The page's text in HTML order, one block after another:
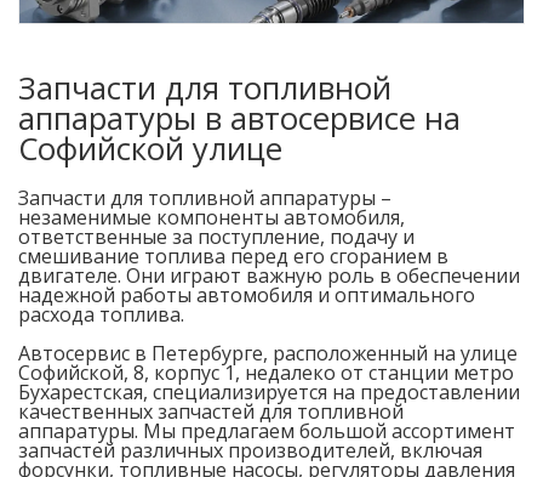
Запчасти для топливной
аппаратуры в автосервисе на
Софийской улице
Запчасти для топливной аппаратуры –
незаменимые компоненты автомобиля,
ответственные за поступление, подачу и
смешивание топлива перед его сгоранием в
двигателе. Они играют важную роль в обеспечении
надежной работы автомобиля и оптимального
расхода топлива.
Автосервис в Петербурге, расположенный на улице
Софийской, 8, корпус 1, недалеко от станции метро
Бухарестская, специализируется на предоставлении
качественных запчастей для топливной
аппаратуры. Мы предлагаем большой ассортимент
запчастей различных производителей, включая
форсунки, топливные насосы, регуляторы давления